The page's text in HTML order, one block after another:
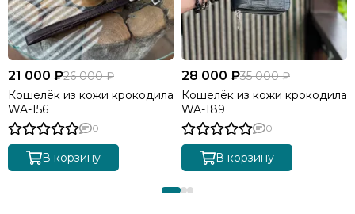
21 000 ₽26 000 ₽
Кошелёк из кожи крокодила
WA-156
0
В корзину
28 000 ₽35 000 ₽
Кошелёк из кожи крокодила
WA-189
0
В корзину